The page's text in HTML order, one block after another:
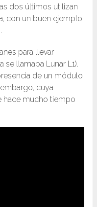
dos últimos utilizan
con un buen ejemplo
para llevar
llamaba Lunar L1).
de un módulo
cuya
hace mucho tiempo